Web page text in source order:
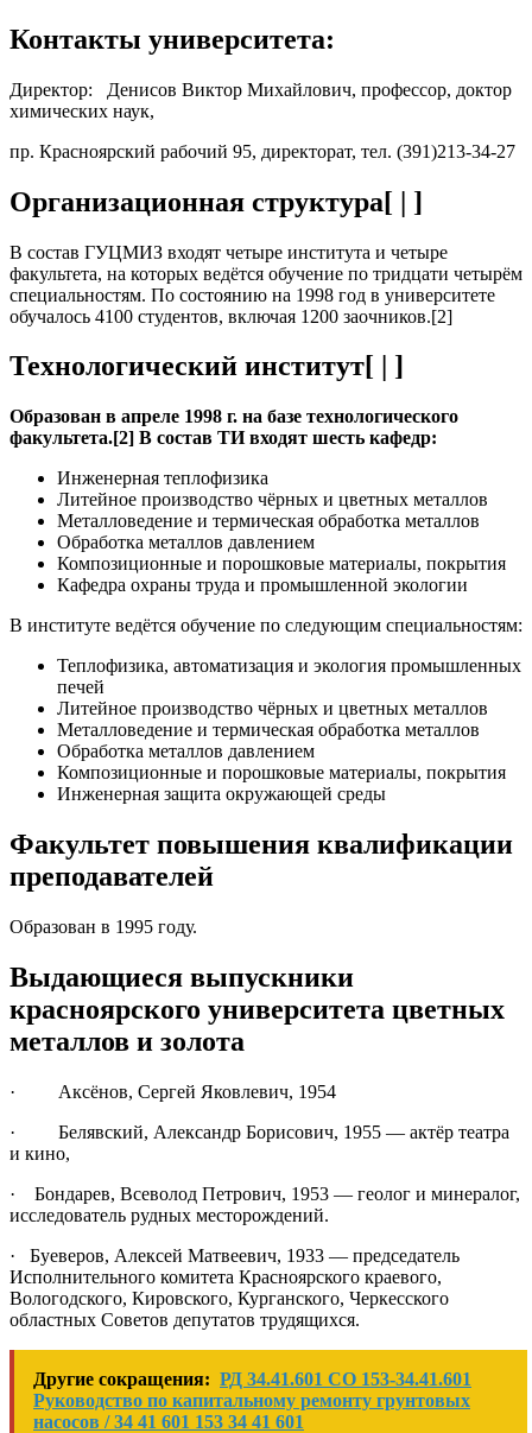
Контакты университета:
Директор: Денисов Виктор Михайлович, профессор, доктор
химических наук,
пр. Красноярский рабочий 95, директорат, тел. (391)213-34-27
Организационная структура[ | ]
В состав ГУЦМИЗ входят четыре института и четыре
факультета, на которых ведётся обучение по тридцати четырём
специальностям. По состоянию на 1998 год в университете
обучалось 4100 студентов, включая 1200 заочников.[2]
Технологический институт[ | ]
Образован в апреле 1998 г. на базе технологического
факультета.[2] В состав ТИ входят шесть кафедр:
Инженерная теплофизика
Литейное производство чёрных и цветных металлов
Металловедение и термическая обработка металлов
Обработка металлов давлением
Композиционные и порошковые материалы, покрытия
Кафедра охраны труда и промышленной экологии
В институте ведётся обучение по следующим специальностям:
Теплофизика, автоматизация и экология промышленных
печей
Литейное производство чёрных и цветных металлов
Металловедение и термическая обработка металлов
Обработка металлов давлением
Композиционные и порошковые материалы, покрытия
Инженерная защита окружающей среды
Факультет повышения квалификации
преподавателей
Образован в 1995 году.
Выдающиеся выпускники
красноярского университета цветных
металлов и золота
· Аксёнов, Сергей Яковлевич, 1954
· Белявский, Александр Борисович, 1955 — актёр театра
и кино,
· Бондарев, Всеволод Петрович, 1953 — геолог и минералог,
исследователь рудных месторождений.
· Буеверов, Алексей Матвеевич, 1933 — председатель
Исполнительного комитета Красноярского краевого,
Вологодского, Кировского, Курганского, Черкесского
областных Советов депутатов трудящихся.
Другие сокращения: РД 34.41.601 СО 153-34.41.601
Руководство по капитальному ремонту грунтовых
насосов / 34 41 601 153 34 41 601